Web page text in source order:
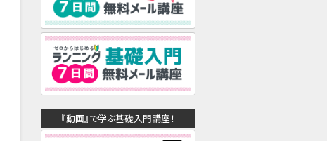
『動画』で学ぶ基礎入門講座！